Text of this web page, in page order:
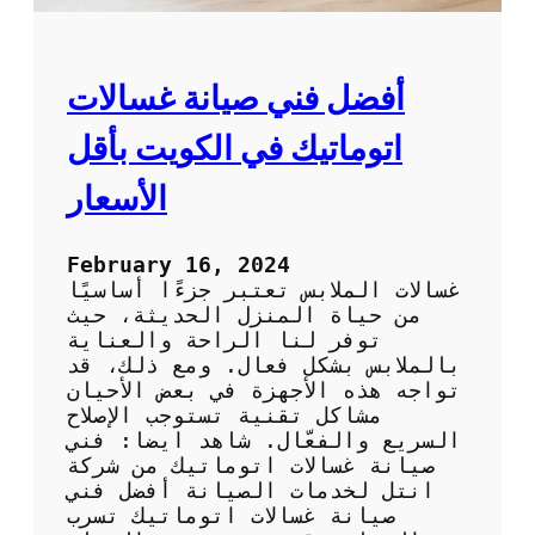
أفضل فني صيانة غسالات
اتوماتيك في الكويت بأقل
الأسعار
February 16, 2024
غسالات الملابس تعتبر جزءًا أساسيًا
من حياة المنزل الحديثة، حيث
توفر لنا الراحة والعناية
بالملابس بشكل فعال. ومع ذلك، قد
تواجه هذه الأجهزة في بعض الأحيان
مشاكل تقنية تستوجب الإصلاح
السريع والفعّال. شاهد ايضا: فني
صيانة غسالات اتوماتيك من شركة
انتل لخدمات الصيانة أفضل فني
صيانة غسالات اتوماتيك تسرب